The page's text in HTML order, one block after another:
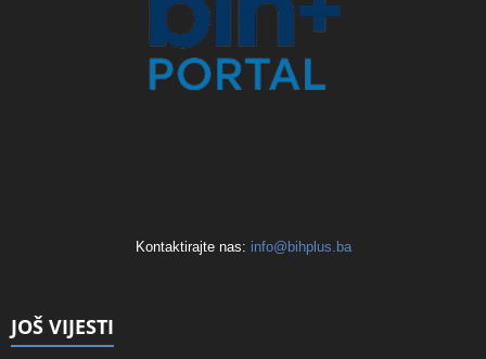
Kontaktirajte nas: info@bihplus.ba
JOŠ VIJESTI